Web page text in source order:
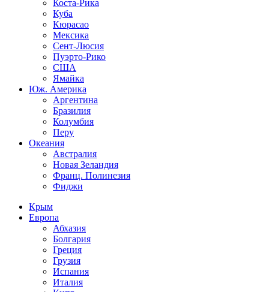
Коста-Рика
Куба
Кюрасао
Мексика
Сент-Люсия
Пуэрто-Рико
США
Ямайка
Юж. Америка
Аргентина
Бразилия
Колумбия
Перу
Океания
Австралия
Новая Зеландия
Франц. Полинезия
Фиджи
Крым
Европа
Абхазия
Болгария
Греция
Грузия
Испания
Италия